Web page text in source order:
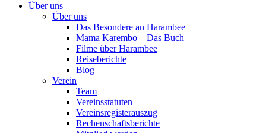
Über uns
Über uns
Das Besondere an Harambee
Mama Karembo – Das Buch
Filme über Harambee
Reiseberichte
Blog
Verein
Team
Vereinsstatuten
Vereinsregisterauszug
Rechenschaftsberichte